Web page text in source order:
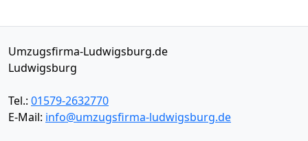
Umzugsfirma-Ludwigsburg.de
Ludwigsburg
Tel.: 01579-2632770
E-Mail: info@umzugsfirma-ludwigsburg.de